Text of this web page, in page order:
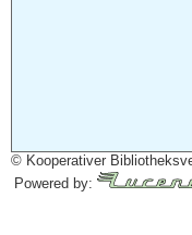
© Kooperativer
Powered by: